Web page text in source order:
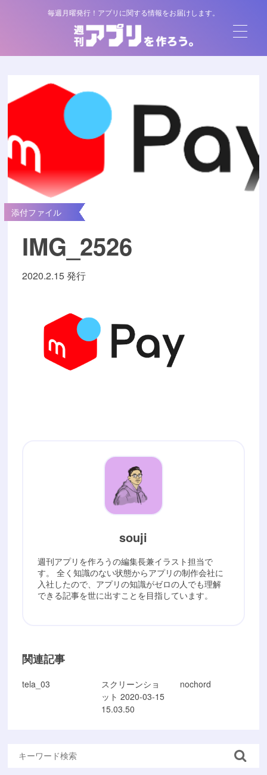
毎週月曜発行！アプリに関する情報をお届けします。
添付ファイル
IMG_2526
2020.2.15 発行
souji
週刊アプリを作ろうの編集長兼イラスト担当で
す。 全く知識のない状態からアプリの制作会社に
入社したので、アプリの知識がゼロの人でも理解
できる記事を世に出すことを目指しています。
関連記事
tela_03
スクリーンショ
ット 2020-03-15
15.03.50
nochord